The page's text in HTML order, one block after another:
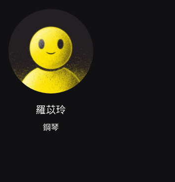
明購票。 退票申請方式 - 線上
辦理，並注意每日23:30-
工作日內執行退票作業。轉帳
於退票期限內郵寄票券與相關
適用對象包含兩廳院會員、誠
名）購買700至1500元票價可
或展延。 - 若購買套票或優惠
節目因故取消或延期，或主要
供退款機制，信用卡購票者可
羅苡玲
鋼琴